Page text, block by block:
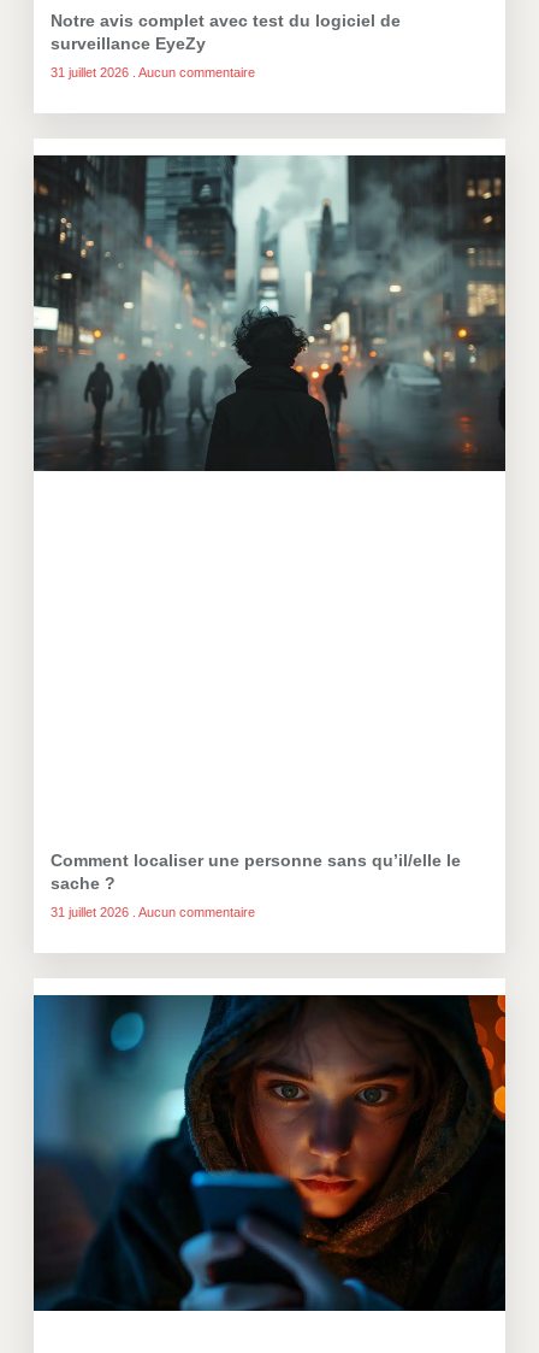
Notre avis complet avec test du logiciel de
surveillance EyeZy
31 juillet 2026 Aucun commentaire
Comment localiser une personne sans qu’il/elle le
sache ?
31 juillet 2026 Aucun commentaire